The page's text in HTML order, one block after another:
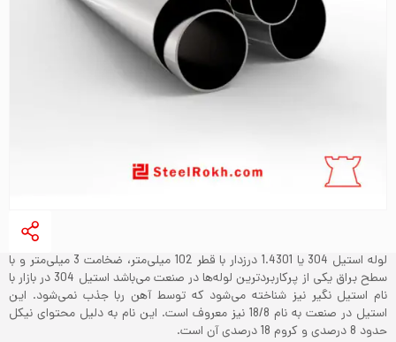
لوله استیل 304 یا 1.4301 درزدار با قطر 102 میلی‌متر، ضخامت 3 میلی‌متر و با
سطح براق یکی از پرکاربردترین لوله‌ها در صنعت می‌باشد‌ استیل 304 در بازار با
نام استیل نگیر نیز شناخته می‌شود که توسط آهن ربا جذب نمی‌شود. این
استیل در صنعت به نام 18/8 نیز معروف است. این نام به دلیل محتوای نیکل
حدود 8 درصدی و کروم 18 درصدی آن است.